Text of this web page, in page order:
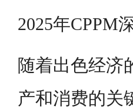
2025年CPPM
随着出色经济
产和消费的关